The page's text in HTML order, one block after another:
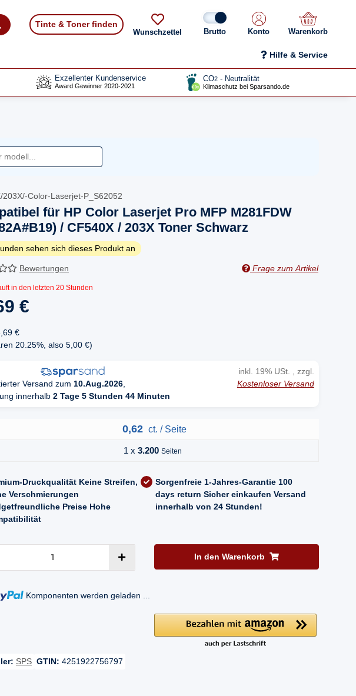
Tinte & Toner finden
Wunschzettel Konto Warenkorb
Hilfe & Service
Exzellenter Kundenservice
Award Gewinner 2020-2021
CO2 - Neutralität
Klimaschutz bei Sparsando.de
203X/-Color-Laserjet-P_S62052
für HP Color Laserjet Pro MFP M281FDW
/ CF540X / 203X Toner Schwarz
sehen sich dieses Produkt an
Bewertungen Frage zum Artikel
in den letzten 20 Stunden
€
€
20.25% , also 5,00 €)
Versand zum 10.Aug.2026,
innerhalb 2 Tage 5 Stunden 44 Minuten
inkl. 19% USt. , zzgl.
Kostenloser Versand
0,62 ct. / Seite
1 x 3.200 Seiten
Druckqualität Keine Streifen,
Verschmierungen
Preise Hohe
Sorgenfreie 1-Jahres-Garantie 100
days return Sicher einkaufen Versand
innerhalb von 24 Stunden!
In den Warenkorb
Komponenten werden geladen ...
SPS GTIN: 4251922756797